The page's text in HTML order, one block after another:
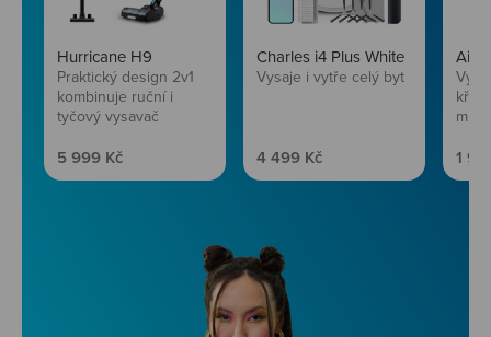
Hurricane H9
Praktický design 2v1
kombinuje ruční i
tyčový vysavač
Prodejní cena
5 999 Kč
Charles i4 Plus White
Vysaje i vytře celý byt
Prodejní cena
4 499 Kč 1